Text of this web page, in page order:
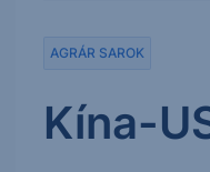
AGRÁR SAROK
Kína-